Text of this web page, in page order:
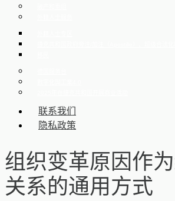
联系我们
隐私政策
组织变革原因作
关系的通用方式